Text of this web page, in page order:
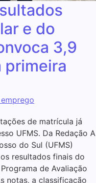
e do
3,9
primeira
de matrícula já
UFMS. Da Redação A
do Sul (UFMS)
resultados finais do
de Avaliação
notas, a classificação